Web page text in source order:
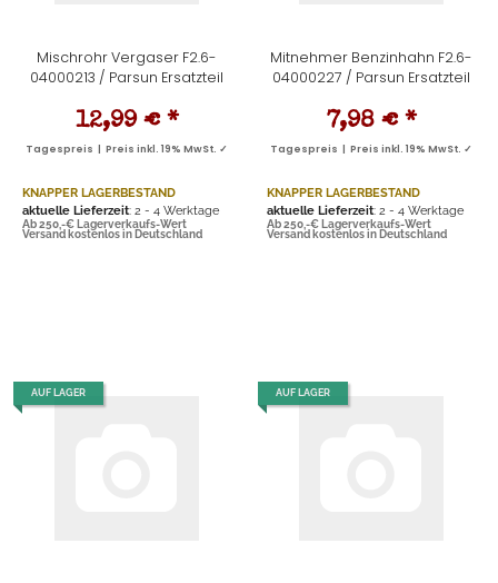
Mischrohr Vergaser F2.6-
04000213 / Parsun Ersatzteil
12,99 € *
Tagespreis | Preis inkl. 19% MwSt. ✓
KNAPPER LAGERBESTAND
aktuelle Lieferzeit: 2 - 4 Werktage
Ab 250,-€ Lagerverkaufs-Wert
Versand kostenlos in Deutschland
Mitnehmer Benzinhahn F2.6-
04000227 / Parsun Ersatzteil
7,98 € *
Tagespreis | Preis inkl. 19% MwSt. ✓
KNAPPER LAGERBESTAND
aktuelle Lieferzeit: 2 - 4 Werktage
Ab 250,-€ Lagerverkaufs-Wert
Versand kostenlos in Deutschland
AUF LAGER AUF LAGER